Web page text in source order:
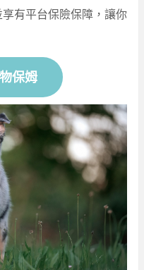
有平台保險保障，讓你
保姆